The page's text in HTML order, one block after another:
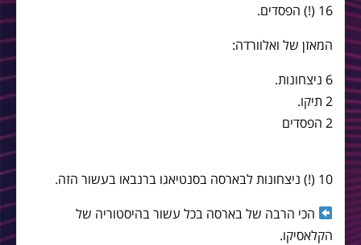
16 (!) הפסדים.
המאזן של ואלוורדה:
6 ניצחונות.
2 תיקו.
2 הפסדים
10 (!) ניצחונות לבארסה בסנטיאגו ברנבאו בעשור הזה.
הכי הרבה של בארסה בכל עשור בהיסטוריה של
הקלאסיקו.